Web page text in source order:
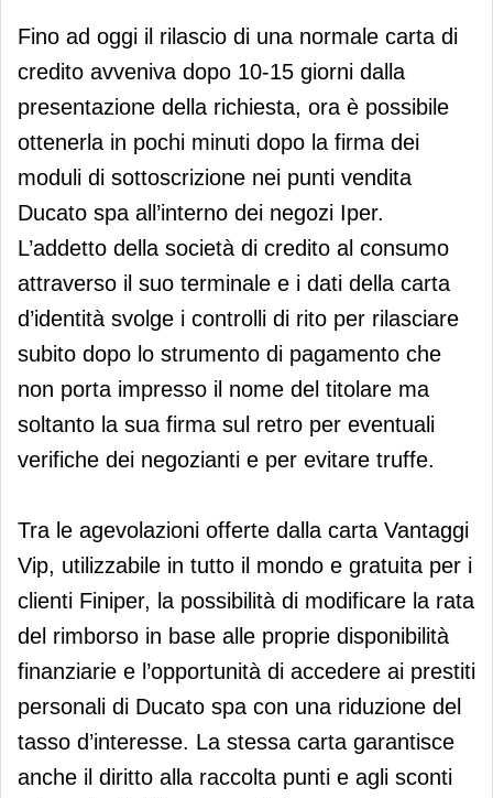
Fino ad oggi il rilascio di una normale carta di
credito avveniva dopo 10-15 giorni dalla
presentazione della richiesta, ora è possibile
ottenerla in pochi minuti dopo la firma dei
moduli di sottoscrizione nei punti vendita
Ducato spa all’interno dei negozi Iper.
L’addetto della società di credito al consumo
attraverso il suo terminale e i dati della carta
d’identità svolge i controlli di rito per rilasciare
subito dopo lo strumento di pagamento che
non porta impresso il nome del titolare ma
soltanto la sua firma sul retro per eventuali
verifiche dei negozianti e per evitare truffe.
Tra le agevolazioni offerte dalla carta Vantaggi
Vip, utilizzabile in tutto il mondo e gratuita per i
clienti Finiper, la possibilità di modificare la rata
del rimborso in base alle proprie disponibilità
finanziarie e l’opportunità di accedere ai prestiti
personali di Ducato spa con una riduzione del
tasso d’interesse. La stessa carta garantisce
anche il diritto alla raccolta punti e agli sconti